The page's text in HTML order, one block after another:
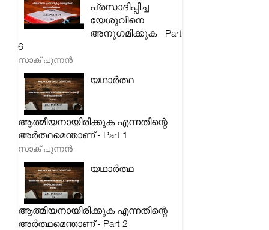
പ്രസാദിപ്പിച്ച
യേശുവിനെ
അനുഗമിക്കുക - Part
6
സാക് പുന്നൻ
യഥാർത്ഥ
ആത്മീയനായിരിക്കുക എന്നതിന്റെ
അർത്ഥമെന്താണ് - Part 1
സാക് പുന്നൻ
യഥാർത്ഥ
ആത്മീയനായിരിക്കുക എന്നതിന്റെ
അർത്ഥമെന്താണ് - Part 2